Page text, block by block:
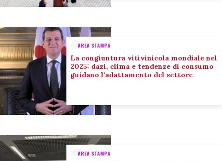
AREA STAMPA
La congiuntura vitivinicola mondiale nel
2025: dazi, clima e tendenze di consumo
guidano l'adattamento del settore
AREA STAMPA